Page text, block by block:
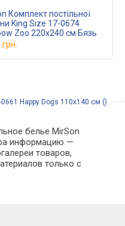
Комплект постільної
0674
Zoo 220х240 см Бязь
Happy Dogs 110х140 см ()
белье MirSon
информацию —
товаров,
только с